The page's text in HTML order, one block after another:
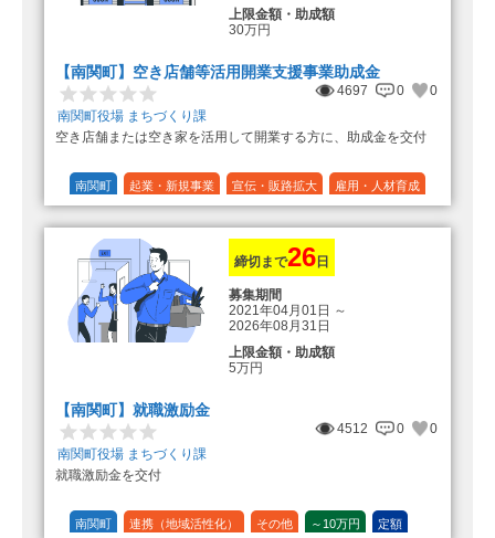
上限金額・助成額
30万円
【南関町】空き店舗等活用開業支援事業助成金
4697 0
0
南関町役場 まちづくり課
空き店舗または空き家を活用して開業する方に、助成金を交付
南関町 起業・新規事業 宣伝・販路拡大 雇用・人材育成
1/3 (33%)
締切まで26日
募集期間
2021年04月01日 ～
2026年08月31日
上限金額・助成額
5万円
【南関町】就職激励金
4512 0
0
南関町役場 まちづくり課
就職激励金を交付
南関町 連携（地域活性化） その他 ～10万円 定額